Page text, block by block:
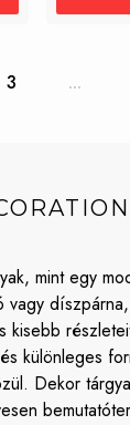
3 ...
mint egy
vagy
kisebb
különleges
Dekor